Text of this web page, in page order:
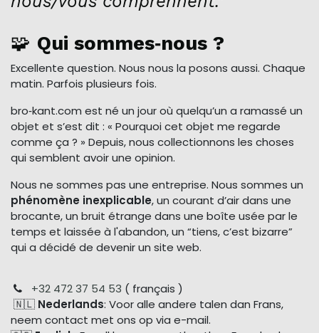
🧩 Qui sommes‑nous ?
Excellente question. Nous nous la posons aussi. Chaque
matin. Parfois plusieurs fois.
bro‑kant.com est né un jour où quelqu’un a ramassé un
objet et s’est dit : « Pourquoi cet objet me regarde
comme ça ? » Depuis, nous collectionnons les choses
qui semblent avoir une opinion.
Nous ne sommes pas une entreprise. Nous sommes un
phénomène inexplicable, un courant d’air dans une
brocante, un bruit étrange dans une boîte usée par le
temps et laissée à l'abandon, un “tiens, c’est bizarre”
qui a décidé de devenir un site web.
+32 472 37 54 53 ( français )
🇳🇱 Nederlands: Voor alle andere talen dan Frans,
neem contact met ons op via e-mail.